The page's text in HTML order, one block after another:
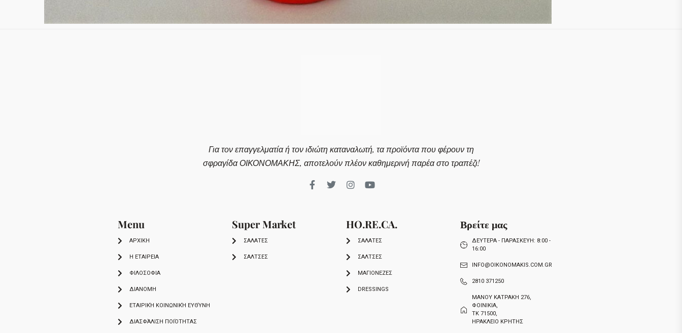
Για τον επαγγελματία ή τον ιδιώτη καταναλωτή, τα προϊόντα που φέρουν τη
σφραγίδα ΟΙΚΟΝΟΜΑΚΗΣ, αποτελούν πλέον καθημερινή παρέα στο τραπέζι!
Menu
ΑΡΧΙΚΗ
Η ΕΤΑΙΡΕΙΑ
ΦΙΛΟΣΟΦΙΑ
ΔΙΑΝΟΜΗ
ΕΤΑΙΡΙΚΉ ΚΟΙΝΩΝΙΚΉ ΕΥΘΎΝΗ
ΔΙΑΣΦΆΛΙΣΗ ΠΟΙΌΤΗΤΑΣ
Super Market
ΣΑΛΑΤΕΣ
ΣΑΛΤΣΕΣ
HO.RE.CA.
ΣΑΛΑΤΕΣ
ΣΑΛΤΣΕΣ
ΜΑΓΙΟΝΕΖΕΣ
DRESSINGS
Βρείτε μας
ΔΕΥΤΕΡΑ - ΠΑΡΑΣΚΕΥΗ: 8:00 -
16:00
INFO@OIKONOMAKIS.COM.GR
2810 371250
ΜΑΝΟΥ ΚΑΤΡΑΚΗ 276,
ΦΟΙΝΙΚΙΑ,
ΤΚ 71500,
ΗΡΑΚΛΕΙΟ ΚΡΗΤΗΣ